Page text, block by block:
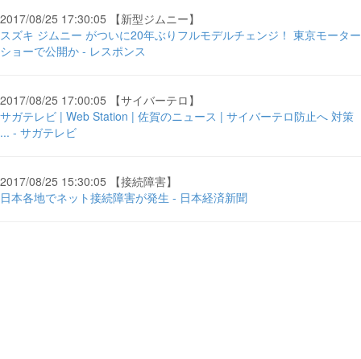
2017/08/25 17:30:05 【新型ジムニー】
スズキ ジムニー がついに20年ぶりフルモデルチェンジ！ 東京モーター
ショーで公開か - レスポンス
2017/08/25 17:00:05 【サイバーテロ】
サガテレビ | Web Station | 佐賀のニュース | サイバーテロ防止へ 対策
... - サガテレビ
2017/08/25 15:30:05 【接続障害】
日本各地でネット接続障害が発生 - 日本経済新聞